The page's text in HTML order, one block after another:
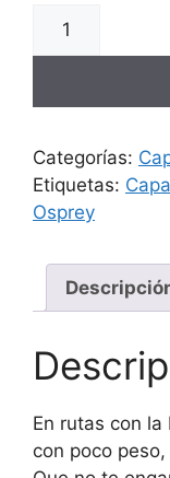
Categorías:
Etiquetas:
Osprey
En rutas con
con poco